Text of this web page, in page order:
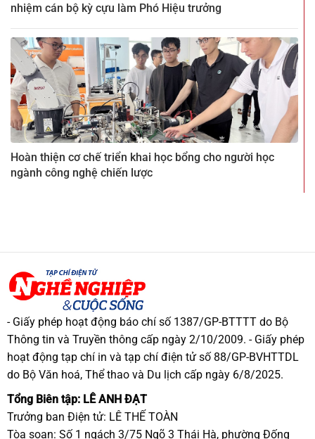
nhiệm cán bộ kỳ cựu làm Phó Hiệu trưởng
Hoàn thiện cơ chế triển khai học bổng cho người học
ngành công nghệ chiến lược
- Giấy phép hoạt động báo chí số 1387/GP-BTTTT do Bộ
Thông tin và Truyền thông cấp ngày 2/10/2009. - Giấy phép
hoạt động tạp chí in và tạp chí điện tử số 88/GP-BVHTTDL
do Bộ Văn hoá, Thể thao và Du lịch cấp ngày 6/8/2025.
Tổng Biên tập: LÊ ANH ĐẠT
Trưởng ban Điện tử: LÊ THẾ TOÀN
Tòa soạn: Số 1 ngách 3/75 Ngõ 3 Thái Hà, phường Đống